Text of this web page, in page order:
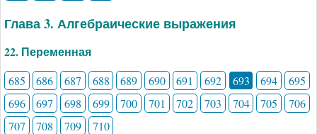
Глава 3. Алгебраические выражения
22. Переменная
685 686 687 688 689 690 691 692 693 694
695
696
697 698 699 700 701 702 703 704 705
706
707
708 709 710